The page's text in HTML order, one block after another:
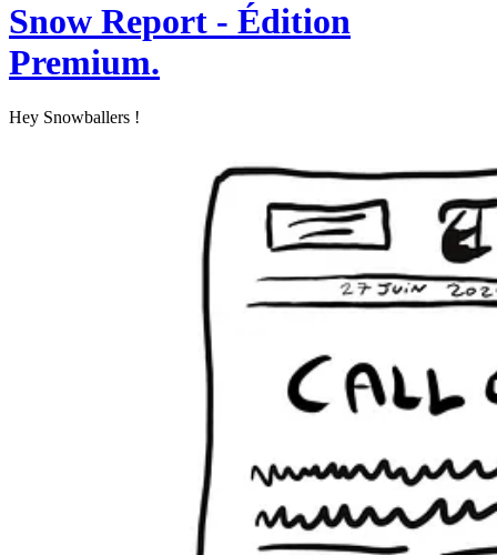
Snow Report - Édition
Premium.
Hey Snowballers !